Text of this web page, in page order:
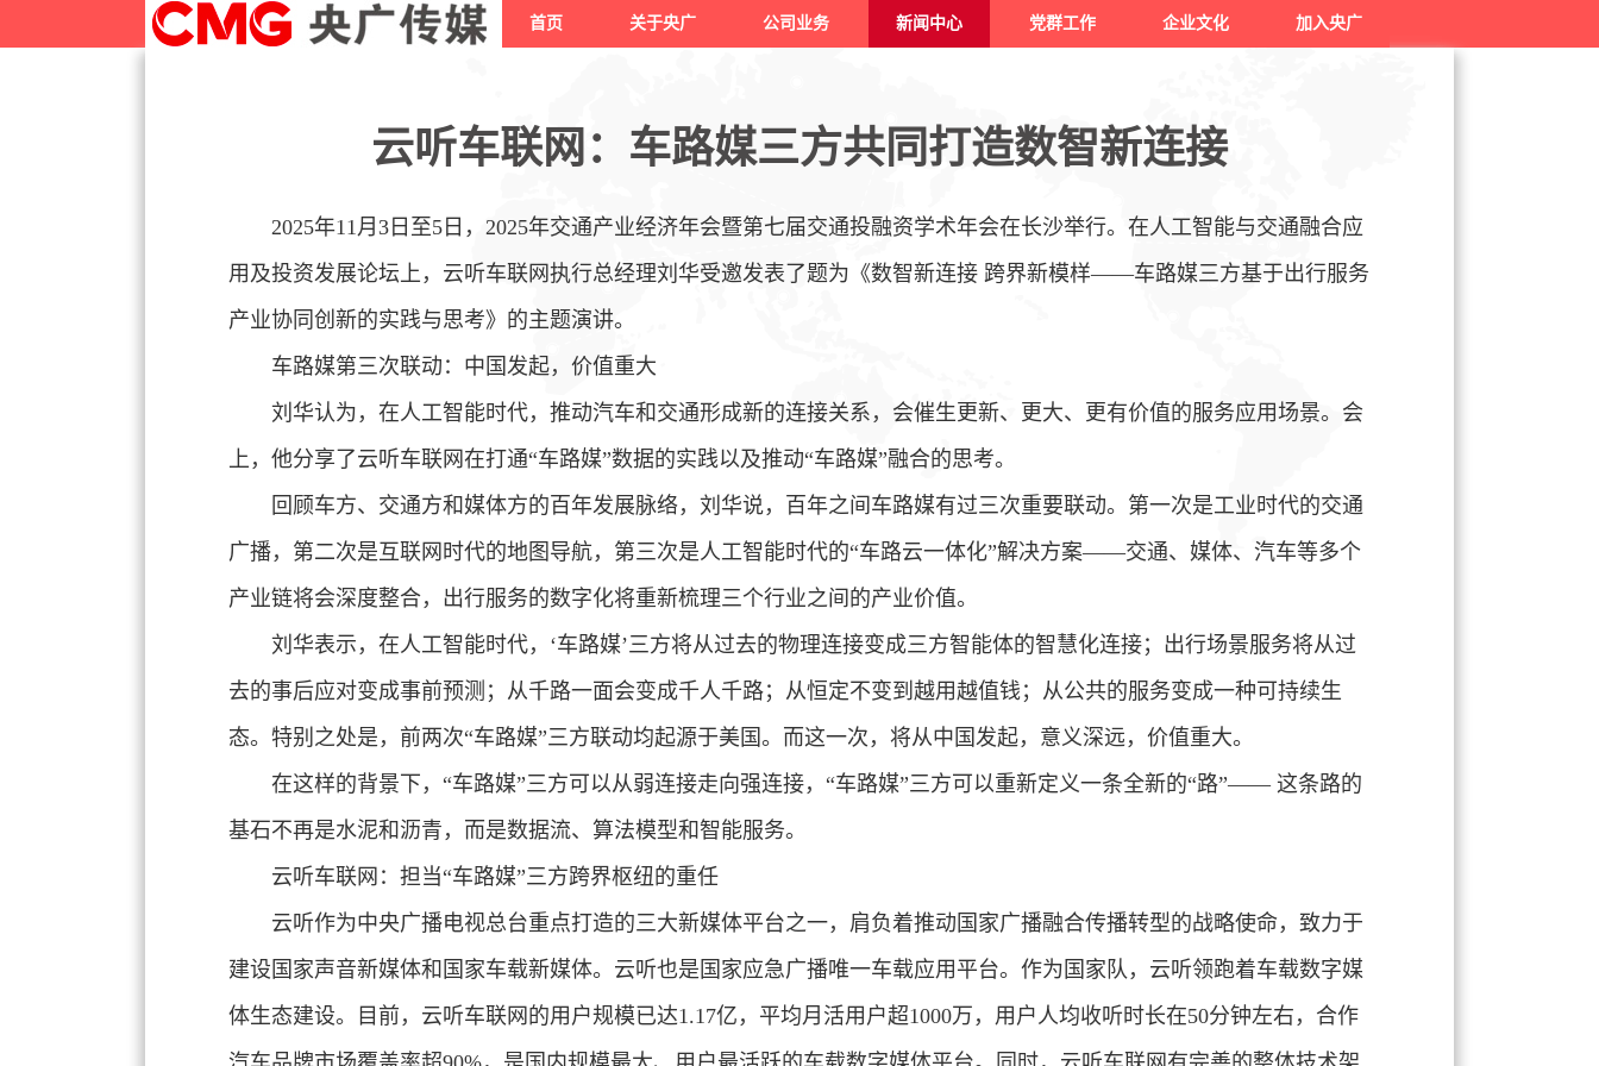
首页 关于央广 公司业务 新闻中心 党群工作 企业文化 加入央广
云听车联网：车路媒三方共同打造数智新连接
2025年11月3日至5日， 2025年交通产业经济年会暨第七届交通投融资学术年会在长沙举行。在人工智能与交通融合应
用及投资发展论坛上，云听车联网执行总经理刘华受邀发表了题为《数智新连接 跨界新模样——车路媒三方基于出行服务
产业协同创新的实践与思考》的主题演讲。
车路媒第三次联动：中国发起，价值重大
刘华认为，在人工智能时代，推动汽车和交通形成新的连接关系，会催生更新、更大、更有价值的服务应用场景。会
上，他分享了云听车联网在打通“车路媒”数据的实践以及推动“车路媒”融合的思考。
回顾车方、交通方和媒体方的百年发展脉络，刘华说，百年之间车路媒有过三次重要联动。第一次是工业时代的交通
广播，第二次是互联网时代的地图导航，第三次是人工智能时代的“车路云一体化”解决方案——交通、媒体、汽车等多个
产业链将会深度整合，出行服务的数字化将重新梳理三个行业之间的产业价值。
刘华表示，在人工智能时代，‘车路媒’三方将从过去的物理连接变成三方智能体的智慧化连接；出行场景服务将从过
去的事后应对变成事前预测；从千路一面会变成千人千路；从恒定不变到越用越值钱；从公共的服务变成一种可持续生
态。特别之处是，前两次“车路媒”三方联动均起源于美国。而这一次，将从中国发起，意义深远，价值重大。
在这样的背景下，“车路媒”三方可以从弱连接走向强连接，“车路媒”三方可以重新定义一条全新的“路”—— 这条路的
基石不再是水泥和沥青，而是数据流、算法模型和智能服务。
云听车联网：担当“车路媒”三方跨界枢纽的重任
云听作为中央广播电视总台重点打造的三大新媒体平台之一，肩负着推动国家广播融合传播转型的战略使命，致力于
建设国家声音新媒体和国家车载新媒体。云听也是国家应急广播唯一车载应用平台。作为国家队，云听领跑着车载数字媒
体生态建设。目前，云听车联网的用户规模已达1.17亿，平均月活用户超1000万，用户人均收听时长在50分钟左右，合作